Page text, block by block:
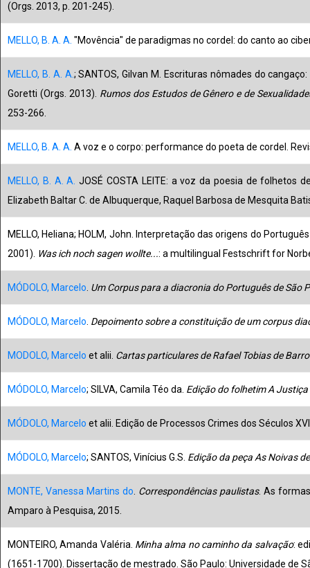
(Orgs. 2013, p. 201-245).
MELLO, B. A. A. "Movência" de paradigmas no cordel: do canto ao
MELLO, B. A. A.; SANTOS, Gilvan M. Escrituras nômades do
Goretti (Orgs. 2013). Rumos dos Estudos de Gênero e de
253-266.
MELLO, B. A. A. A voz e o corpo: performance do poeta de cordel.
MELLO, B. A. A.JOSÉ COSTA LEITE: a voz da poesia de folhetos
Elizabeth Baltar C. de Albuquerque, Raquel Barbosa de Mesquita
MELLO, Heliana; HOLM, John. Interpretação das origens do
2001). Was ich noch sagen wollte...: a multilingual Festschrift for
MÓDOLO, Marcelo. Um Corpus para a diacronia do Português de São
MÓDOLO, Marcelo. Depoimento sobre a constituição de um corpus
MODOLO, Marcelo et alii. Cartas particulares de Rafael Tobias de
MÓDOLO, Marcelo; SILVA, Camila Téo da. Edição do folhetim A
MÓDOLO, Marcelo et alii. Edição de Processos Crimes dos Séculos
MÓDOLO, Marcelo; SANTOS, Vinícius G.S. Edição da peça As Noivas
MONTE, Vanessa Martins do. Correspondências paulistas. As
Amparo à Pesquisa, 2015.
MONTEIRO, Amanda Valéria. Minha alma no caminho da salvação:
(1651-1700). Dissertação de mestrado. São Paulo: Universidade de